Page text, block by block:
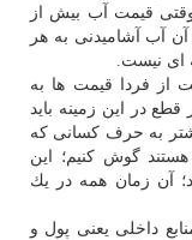
وقتی قیمت آب بیش از
آب آشامیدنی به هر
ای نیست.
از فردا قیمت ها به
در این زمینه باید
به حرف كسانی كه
گوش كنیم؛ این
آن زمان همه در یك
داخلی یعنی پول و